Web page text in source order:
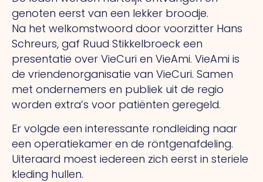
genoten eerst van een lekker broodje.
Na het welkomstwoord door voorzitter Hans
Schreurs, gaf Ruud Stikkelbroeck een
presentatie over VieCuri en VieAmi. VieAmi is
de vriendenorganisatie van VieCuri. Samen
met ondernemers en publiek uit de regio
worden extra’s voor patiënten geregeld.
Er volgde een interessante rondleiding naar
een operatiekamer en de röntgenafdeling.
Uiteraard moest iedereen zich eerst in steriele
kleding hullen.